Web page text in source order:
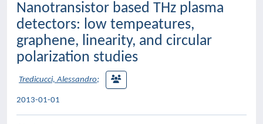
Nanotransistor based THz plasma
detectors: low tempeatures,
graphene, linearity, and circular
polarization studies
Tredicucci, Alessandro;
2013-01-01